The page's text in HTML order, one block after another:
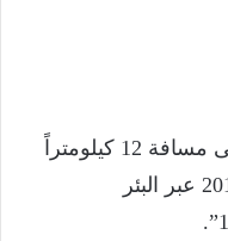
يقع الحقل في البحر المتوسط على مسافة 12 كيلومتراً
من الشاطئ، وتم اكتشافه عام 2016 عبر البئر